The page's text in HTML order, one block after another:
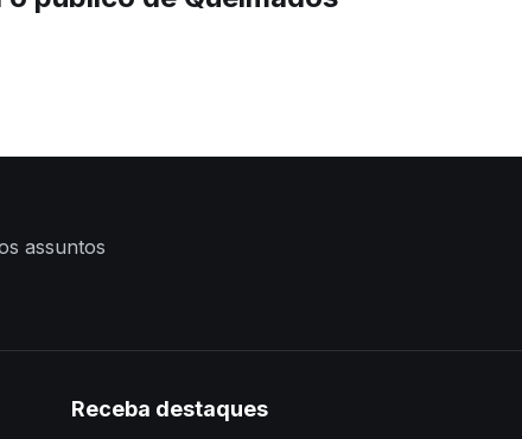
assuntos
Receba destaques